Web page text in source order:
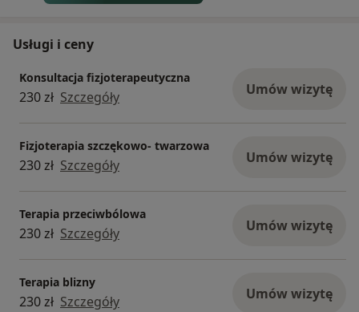
Usługi i ceny
Konsultacja fizjoterapeutyczna
230 zł Szczegóły Umów wizytę
Fizjoterapia szczękowo- twarzowa
230 zł Szczegóły Umów wizytę
Terapia przeciwbólowa
230 zł Szczegóły Umów wizytę
Terapia blizny
230 zł Szczegóły Umów wizytę